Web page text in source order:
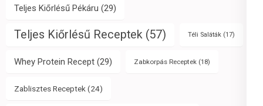
Teljes Kiőrlésű Pékáru (29)
Teljes Kiőrlésű Receptek (57) Téli Saláták (17)
Whey Protein Recept (29) Zabkorpás Receptek (18)
Zablisztes Receptek (24)